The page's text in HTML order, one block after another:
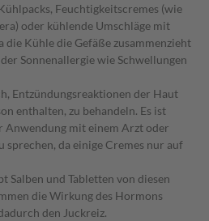
Feuchtigkeitscremes (wie
oder kühlende Umschläge mit
die Kühle die Gefäße zusammenzieht
Sonnenallergie wie Schwellungen
Entzündungsreaktionen der Haut
enthalten, zu behandeln. Es ist
Anwendung mit einem Arzt oder
da einige Cremes nur auf
Salben und Tabletten von diesen
die Wirkung des Hormons
den Juckreiz.